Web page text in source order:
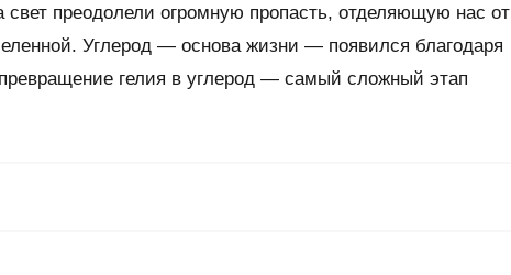
преодолели огромную пропасть, отделяющую нас от
Углерод — основа жизни — появился благодаря
гелия в углерод — самый сложный этап